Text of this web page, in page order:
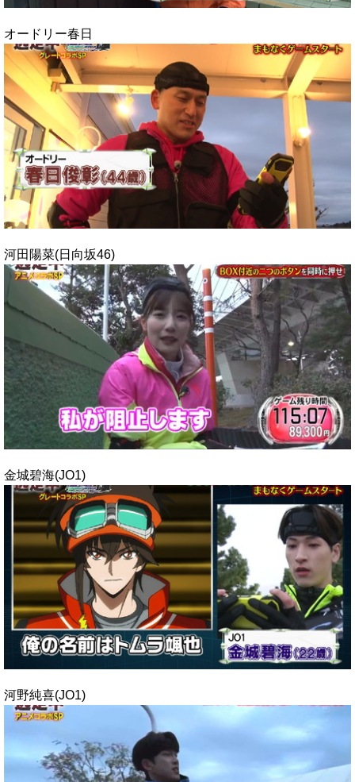
オードリー春日
河田陽菜(日向坂46)
金城碧海(JO1)
河野純喜(JO1)